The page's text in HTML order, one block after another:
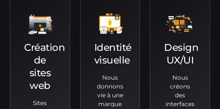
Création
de
sites
web
Sites
Identité
visuelle
Nous
donnons
vie à une
marque
Design
UX/UI
Nous
créons
des
interfaces